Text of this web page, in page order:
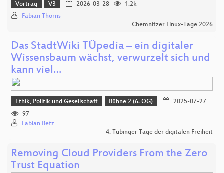
Vortrag V3 2026-03-28
1.2k
Fabian Thorns
Chemnitzer Linux-Tage 2026
Das StadtWiki TÜpedia – ein digitaler
Wissensbaum wächst, verwurzelt sich und
kann viel…
Ethik, Politik und Gesellschaft Bühne 2 (6. OG)
2025-07-27
97
Fabian Betz
4. Tübinger Tage der digitalen Freiheit
Removing Cloud Providers From the Zero
Trust Equation